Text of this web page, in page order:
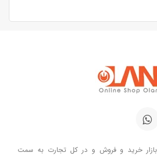
خرید و فروش و در کل تجارت به سمت